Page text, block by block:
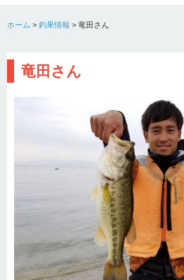
ホーム > 釣果情報 > 竜田さん
竜田さん